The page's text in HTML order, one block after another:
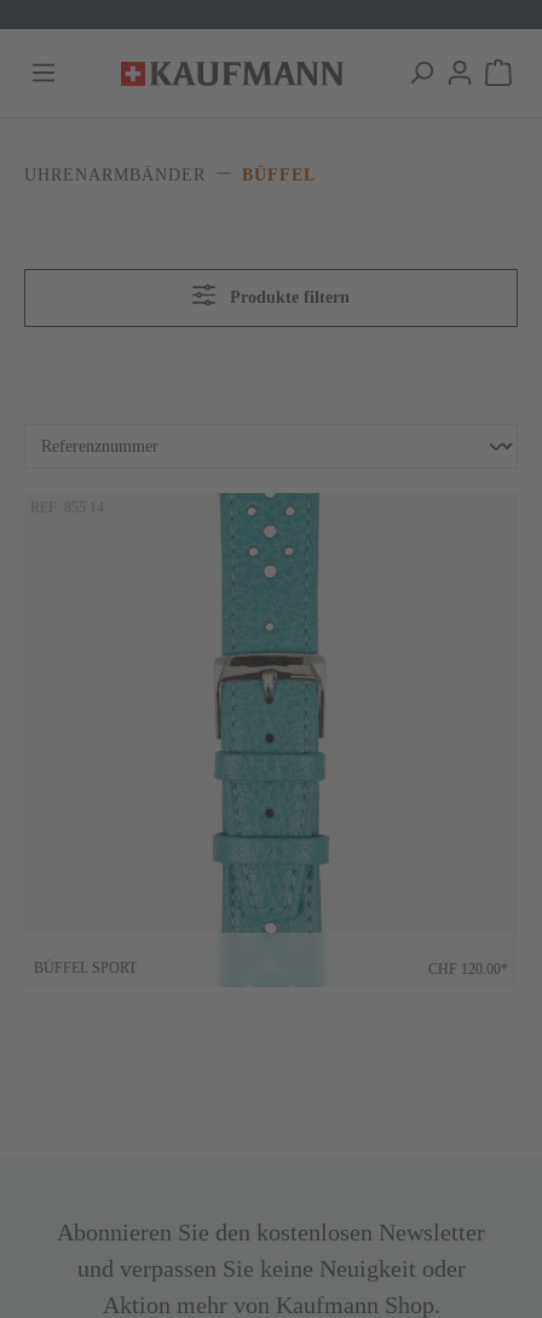
springen
UHRENARMBÄNDER BÜFFEL
Produkte filtern
REF 855 14
BÜFFEL SPORT CHF 120.00*
Abonnieren Sie den kostenlosen Newsletter
und verpassen Sie keine Neuigkeit oder
Aktion mehr von Kaufmann Shop.